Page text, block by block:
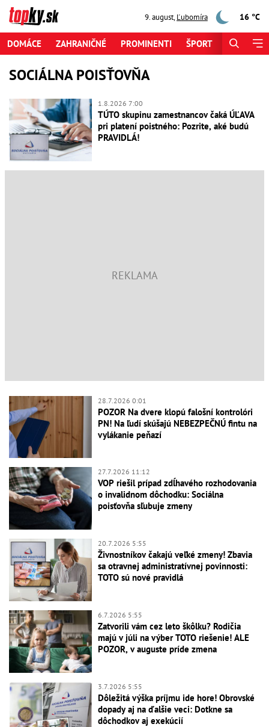
9. august,Ľubomíra 16 °C
DOMÁCE ZAHRANIČNÉ PROMINENTI ŠPORT
SOCIÁLNA POISŤOVŇA
1.8.2026 7:00
TÚTO skupinu zamestnancov čaká ÚĽAVA
pri platení poistného: Pozrite, aké budú
PRAVIDLÁ!
28.7.2026 0:01
POZOR Na dvere klopú falošní kontrolóri
PN! Na ľudí skúšajú NEBEZPEČNÚ fintu na
vylákanie peňazí
27.7.2026 11:12
VOP riešil prípad zdĺhavého rozhodovania
o invalidnom dôchodku: Sociálna
poisťovňa sľubuje zmeny
20.7.2026 5:55
Živnostníkov čakajú veľké zmeny! Zbavia
sa otravnej administratívnej povinnosti:
TOTO sú nové pravidlá
6.7.2026 5:55
Zatvorili vám cez leto škôlku? Rodičia
majú v júli na výber TOTO riešenie! ALE
POZOR, v auguste príde zmena
3.7.2026 5:55
Dôležitá výška príjmu ide hore! Obrovské
dopady aj na ďalšie veci: Dotkne sa
dôchodkov aj exekúcií